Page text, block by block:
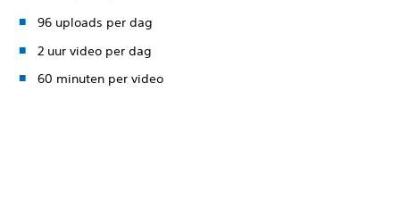
96 uploads per dag
2 uur video per dag
60 minuten per video